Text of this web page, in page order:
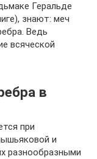
Геральде
знают: меч
Ведь
всяческой
в
при
и
разнообразными